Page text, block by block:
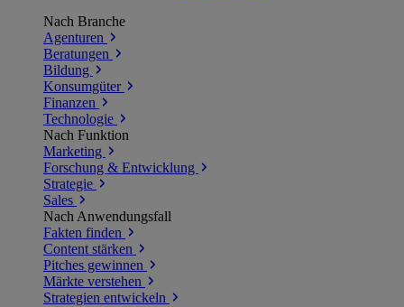
Nach Branche
Agenturen
Beratungen
Bildung
Konsumgüter
Finanzen
Technologie
Nach Funktion
Marketing
Forschung & Entwicklung
Strategie
Sales
Nach Anwendungsfall
Fakten finden
Content stärken
Pitches gewinnen
Märkte verstehen
Strategien entwickeln